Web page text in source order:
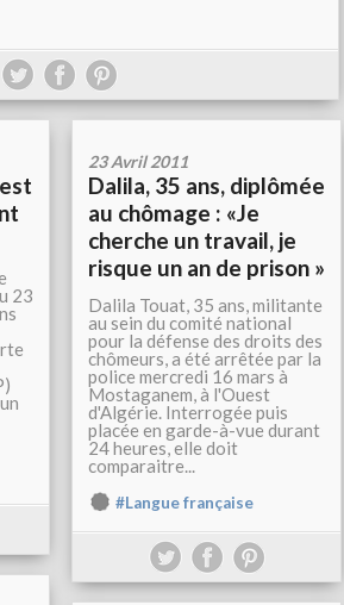
23
23 Avril 2011
Dalila, 35 ans, diplômée
au chômage : «Je
cherche un travail, je
risque un an de prison »
Dalila Touat, 35 ans, militante
au sein du comité national
pour la défense des droits des
chômeurs, a été arrêtée par la
police mercredi 16 mars à
Mostaganem, à l'Ouest
d'Algérie. Interrogée puis
placée en garde-à-vue durant
24 heures, elle doit
comparaitre...
#Langue française